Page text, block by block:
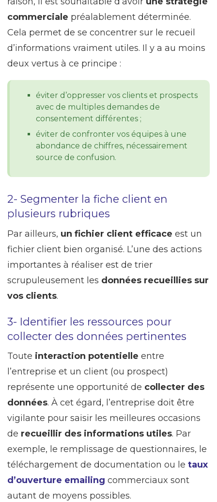
commerciale préalablement déterminée.
Cela permet de se concentrer sur le recueil
d’informations vraiment utiles. Il y a au moins
deux vertus à ce principe :
éviter d’oppresser vos clients et prospects
avec de multiples demandes de
consentement différentes ;
éviter de confronter vos équipes à une
abondance de chiffres, nécessairement
source de confusion.
2- Segmenter la fiche client en
plusieurs rubriques
Par ailleurs, un fichier client efficace est un
fichier client bien organisé. L’une des actions
importantes à réaliser est de trier
scrupuleusement les données recueillies sur
vos clients.
3- Identifier les ressources pour
collecter des données pertinentes
Toute interaction potentielle entre
l’entreprise et un client (ou prospect)
représente une opportunité de collecter des
données. À cet égard, l’entreprise doit être
vigilante pour saisir les meilleures occasions
de recueillir des informations utiles. Par
exemple, le remplissage de questionnaires, le
téléchargement de documentation ou le taux
d’ouverture emailing commerciaux sont
autant de moyens possibles.